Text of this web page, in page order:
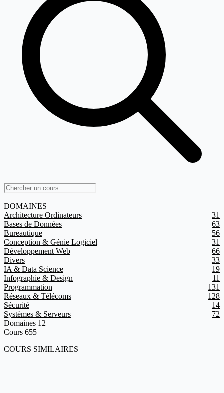
DOMAINES
Architecture Ordinateurs
31
Bases de Données
63
Bureautique
56
Conception & Génie Logiciel
31
Développement Web
66
Divers
33
IA & Data Science
19
Infographie & Design
11
Programmation
131
Réseaux & Télécoms
128
Sécurité
14
Systèmes & Serveurs
72
Domaines 12
Cours 655
COURS SIMILAIRES